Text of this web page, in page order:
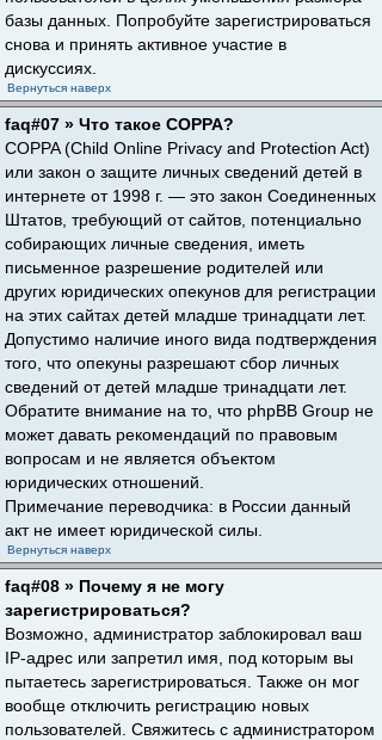
базы данных. Попробуйте зарегистрироваться
снова и принять активное участие в
дискуссиях.
Вернуться наверх
faq#07 » Что такое COPPA?
COPPA (Child Online Privacy and Protection Act)
или закон о защите личных сведений детей в
интернете от 1998 г. — это закон Соединенных
Штатов, требующий от сайтов, потенциально
собирающих личные сведения, иметь
письменное разрешение родителей или
других юридических опекунов для регистрации
на этих сайтах детей младше тринадцати лет.
Допустимо наличие иного вида подтверждения
того, что опекуны разрешают сбор личных
сведений от детей младше тринадцати лет.
Обратите внимание на то, что phpBB Group не
может давать рекомендаций по правовым
вопросам и не является объектом
юридических отношений.
Примечание переводчика: в России данный
акт не имеет юридической силы.
Вернуться наверх
faq#08 » Почему я не могу
зарегистрироваться?
Возможно, администратор заблокировал ваш
IP-адрес или запретил имя, под которым вы
пытаетесь зарегистрироваться. Также он мог
вообще отключить регистрацию новых
пользователей. Свяжитесь с администратором